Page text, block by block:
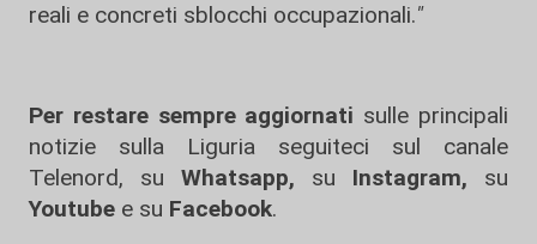
reali e concreti sblocchi occupazionali."
Per restare sempre aggiornati sulle principali
notizie sulla Liguria seguiteci sul canale
Telenord, su
Whatsapp, su Instagram, su
Youtube e su Facebook.